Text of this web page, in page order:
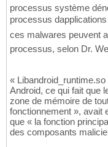
processus système
processus
ces malwares peuvent
processus, selon Dr.
«
Android, ce qui fait que
zone de mémoire de
fonctionnement », avait
que « la fonction
des composants